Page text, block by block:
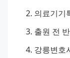
의료기기
출원 전
강릉변호